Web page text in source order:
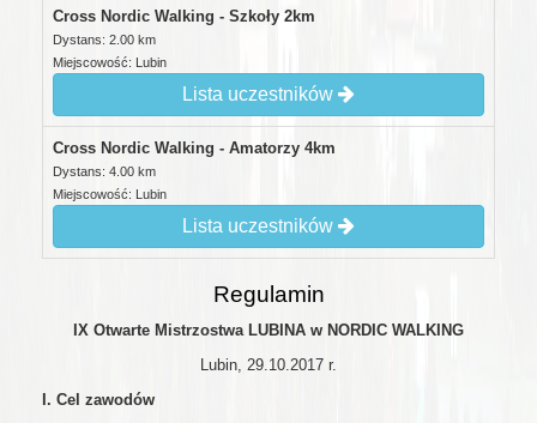
Cross Nordic Walking - Szkoły 2km
Dystans: 2.00 km
Miejscowość: Lubin
Lista uczestników
Cross Nordic Walking - Amatorzy 4km
Dystans: 4.00 km
Miejscowość: Lubin
Lista uczestników
Regulamin
IX Otwarte Mistrzostwa LUBINA w NORDIC WALKING
Lubin, 29.10.2017 r.
I. Cel zawodów